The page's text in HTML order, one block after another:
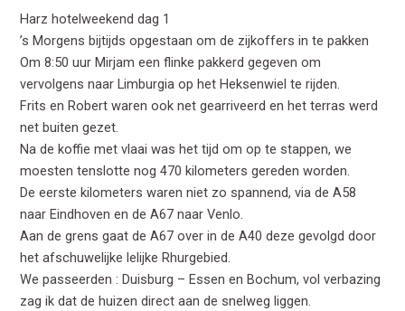
Harz hotelweekend dag 1
’s Morgens bijtijds opgestaan om de zijkoffers in te pakken
Om 8:50 uur Mirjam een flinke pakkerd gegeven om
vervolgens naar Limburgia op het Heksenwiel te rijden.
Frits en Robert waren ook net gearriveerd en het terras werd
net buiten gezet.
Na de koffie met vlaai was het tijd om op te stappen, we
moesten tenslotte nog 470 kilometers gereden worden.
De eerste kilometers waren niet zo spannend, via de A58
naar Eindhoven en de A67 naar Venlo.
Aan de grens gaat de A67 over in de A40 deze gevolgd door
het afschuwelijke lelijke Rhurgebied.
We passeerden : Duisburg – Essen en Bochum, vol verbazing
zag ik dat de huizen direct aan de snelweg liggen.